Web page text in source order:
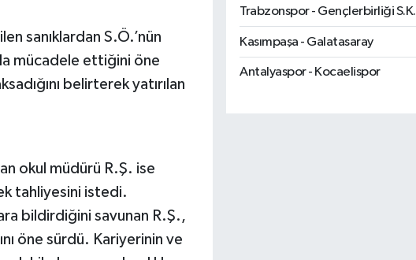
sanıklardan S.Ö.’nün
mücadele ettiğini öne
belirterek yatırılan
okul müdürü R.Ş. ise
tahliyesini istedi.
bildirdiğini savunan R.Ş.,
öne sürdü. Kariyerinin ve
Trabzonspor - Gençlerbirliği S.K.
Kasımpaşa - Galatasaray
Antalyaspor - Kocaelispor